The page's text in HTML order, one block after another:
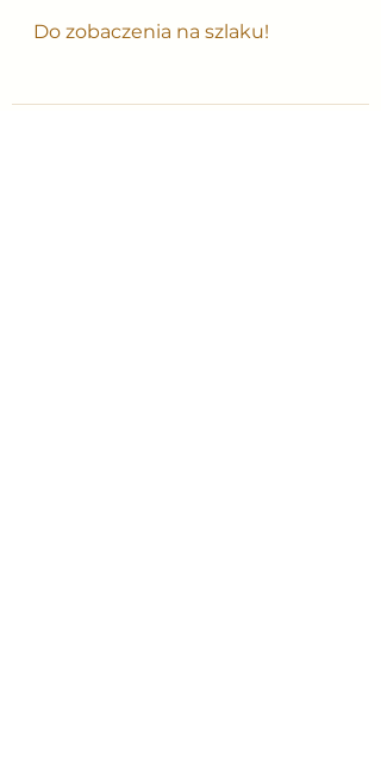
Do zobaczenia na szlaku!